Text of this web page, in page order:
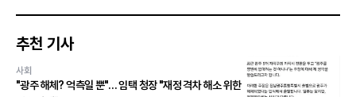
추천 기사
사회
"광주 해체? 억측일 뿐"… 임택 청장 "재정 격차 해소 위한